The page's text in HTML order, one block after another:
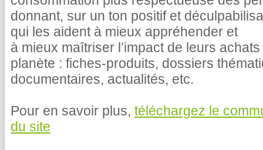
donnant, sur un ton positif et
qui les aident à mieux appréhender et
à mieux maîtriser l’impact de leurs
planète : fiches-produits, dossiers
documentaires, actualités, etc.
Pour en savoir plus, téléchargez le
du site